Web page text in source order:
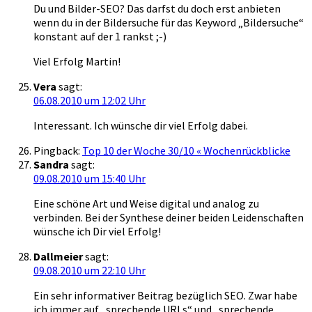
Du und Bilder-SEO? Das darfst du doch erst anbieten
wenn du in der Bildersuche für das Keyword „Bildersuche“
konstant auf der 1 rankst ;-)
Viel Erfolg Martin!
Vera sagt:
06.08.2010 um 12:02 Uhr
Interessant. Ich wünsche dir viel Erfolg dabei.
Pingback: Top 10 der Woche 30/10 « Wochenrückblicke
Sandra sagt:
09.08.2010 um 15:40 Uhr
Eine schöne Art und Weise digital und analog zu
verbinden. Bei der Synthese deiner beiden Leidenschaften
wünsche ich Dir viel Erfolg!
Dallmeiersagt:
09.08.2010 um 22:10 Uhr
Ein sehr informativer Beitrag bezüglich SEO. Zwar habe
ich immer auf „sprechende URLs“ und „sprechende